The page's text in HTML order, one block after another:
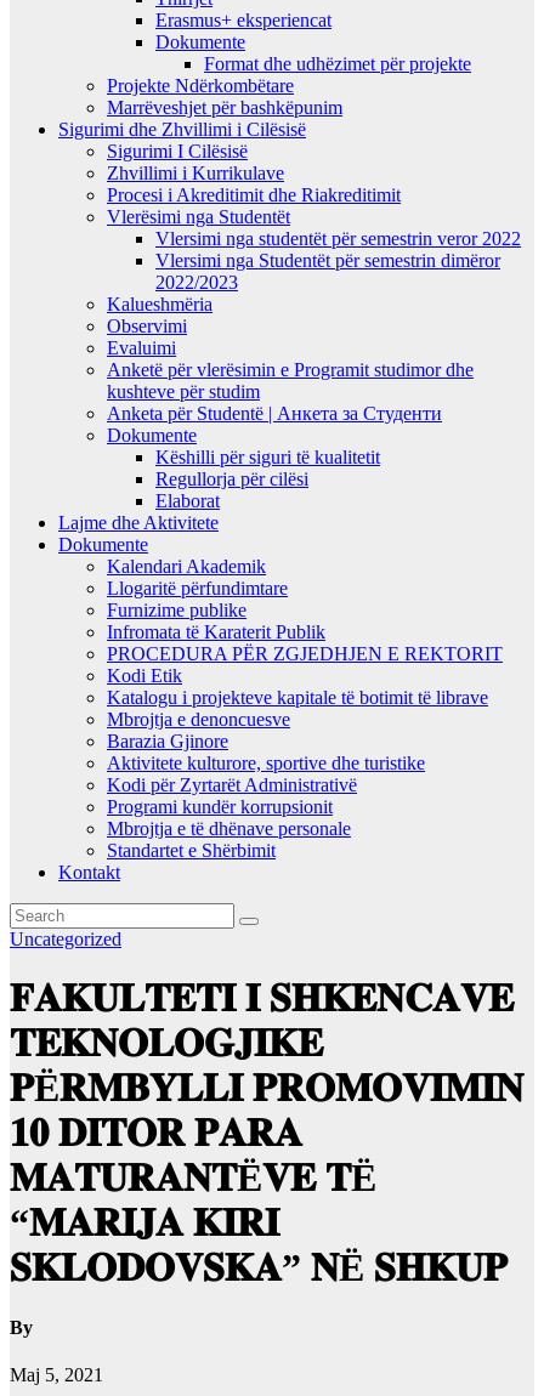
Erasmus+ eksperiencat
Dokumente
Format dhe udhëzimet për projekte
Projekte Ndërkombëtare
Marrëveshjet për bashkëpunim
Sigurimi dhe Zhvillimi i Cilësisë
Sigurimi I Cilësisë
Zhvillimi i Kurrikulave
Procesi i Akreditimit dhe Riakreditimit
Vlerësimi nga Studentët
Vlersimi nga studentët për semestrin veror 2022
Vlersimi nga Studentët për semestrin dimëror
2022/2023
Kalueshmëria
Observimi
Evaluimi
Anketë për vlerësimin e Programit studimor dhe
kushteve për studim
Anketa për Studentë | Анкета за Студенти
Dokumente
Këshilli për siguri të kualitetit
Regullorja për cilësi
Elaborat
Lajme dhe Aktivitete
Dokumente
Kalendari Akademik
Llogaritë përfundimtare
Furnizime publike
Infromata të Karaterit Publik
PROCEDURA PËR ZGJEDHJEN E REKTORIT
Kodi Etik
Katalogu i projekteve kapitale të botimit të librave
Mbrojtja e denoncuesve
Barazia Gjinore
Aktivitete kulturore, sportive dhe turistike
Kodi për Zyrtarët Administrativë
Programi kundër korrupsionit
Mbrojtja e të dhënave personale
Standartet e Shërbimit
Kontakt
Uncategorized
𝐅𝐀𝐊𝐔𝐋𝐓𝐄𝐓𝐈 𝐈 𝐒𝐇𝐊𝐄𝐍𝐂𝐀𝐕𝐄
𝐓𝐄𝐊𝐍𝐎𝐋𝐎𝐆𝐉𝐈𝐊𝐄
𝐏Ë𝐑𝐌𝐁𝐘𝐋𝐋𝐈 𝐏𝐑𝐎𝐌𝐎𝐕𝐈𝐌𝐈𝐍
𝟏𝟎 𝐃𝐈𝐓𝐎𝐑 𝐏𝐀𝐑𝐀
𝐌𝐀𝐓𝐔𝐑𝐀𝐍𝐓Ë𝐕𝐄 𝐓Ë
“𝐌𝐀𝐑𝐈𝐉𝐀 𝐊𝐈𝐑𝐈
𝐒𝐊𝐋𝐎𝐃𝐎𝐕𝐒𝐊𝐀” 𝐍Ë 𝐒𝐇𝐊𝐔𝐏
By
Maj 5, 2021